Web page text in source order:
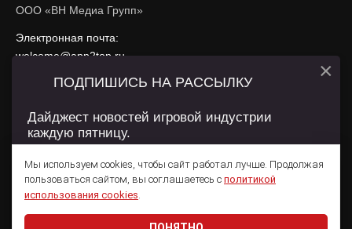
ООО «ВН Медиа Групп»
Электронная почта:
welcome@app2top.ru
При использовании материалов активная ссылка на
Сайт использует IP адреса, cookie, данные геолокации
использования содержатся вПолитике конфиденциальностии
Пользовательском соглашении .
Мы используем cookies, чтобы сайт работал лучше. Продолжая
пользоваться сайтом, вы соглашаетесь с политикой
использования cookies.
ПОДПИШИСЬ НА РАССЫЛКУ
Дайджест новостей игровой индустрии
каждую пятницу.
×